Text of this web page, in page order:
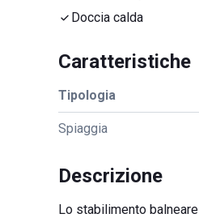
Doccia calda
Caratteristiche
Tipologia
Spiaggia
Descrizione
Lo stabilimento balneare